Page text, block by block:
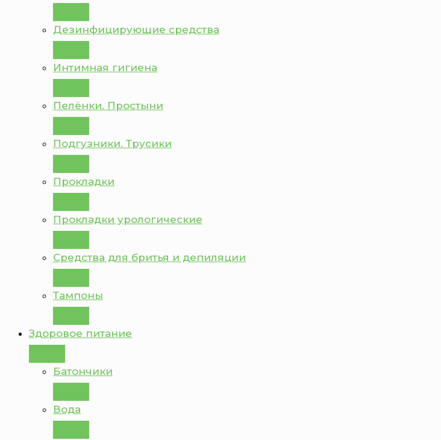
Дезинфицирующие средства
Интимная гигиена
Пелёнки. Простыни
Подгузники. Трусики
Прокладки
Прокладки урологические
Средства для бритья и депиляции
Тампоны
Здоровое питание
Батончики
Вода